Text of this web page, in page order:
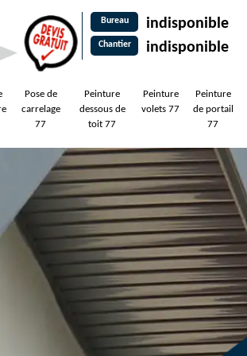
Bureau indisponible
Chantier indisponible
Pose de
carrelage
77
Peinture
dessous de
toit 77
Peinture
volets 77
Peinture
de portail
77